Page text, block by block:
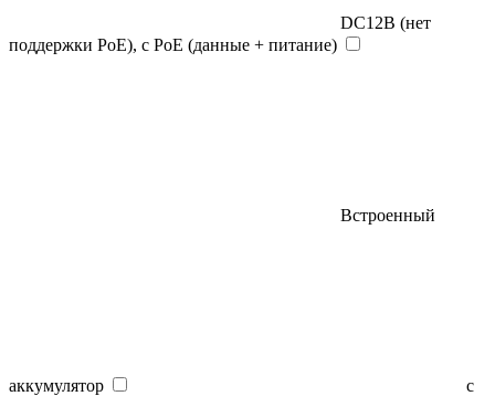
DC12В (нет
поддержки PoE), с PoE (данные + питание)
Встроенный
аккумулятор
с